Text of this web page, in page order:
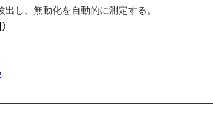
し、無動化を自動的に測定する。